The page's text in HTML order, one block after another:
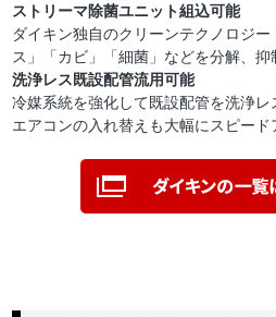
ストリーマ除菌ユニット組込可能
ダイキン独自のクリーンテクノロジ
ス」「カビ」「細菌」などを分解、抑
洗浄レス既設配管流用可能
冷媒系統を強化して既設配管を洗浄レ
エアコンの入れ替えも大幅にスピード